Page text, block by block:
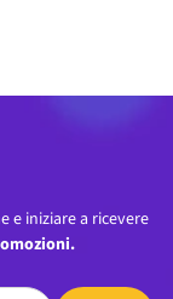
leggendo la
e iniziare a ricevere